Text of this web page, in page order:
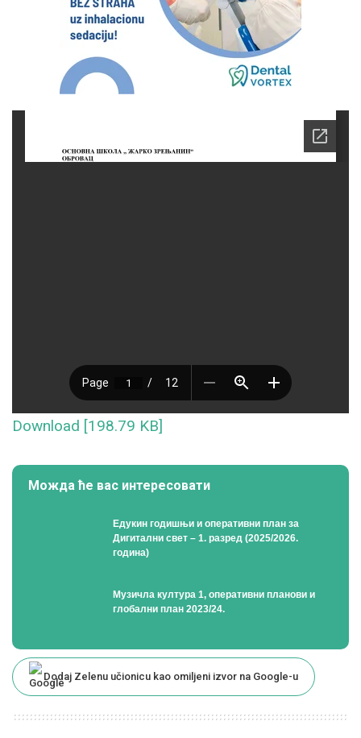
Download [198.79 KB]
Можда ће вас интересовати
Едукин годишњи и оперативни план за
Дигитални свет – 1. разред (2025/2026.
година)
Музичла култура 1, оперативни планови и
глобални план 2023/24.
Dodaj Zelenu učionicu kao omiljeni izvor na Google-u